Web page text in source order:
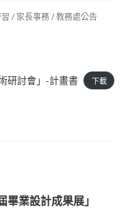
/ 家長事務/教務處公告
研討會」-計畫書 下載
畢業設計成果展」